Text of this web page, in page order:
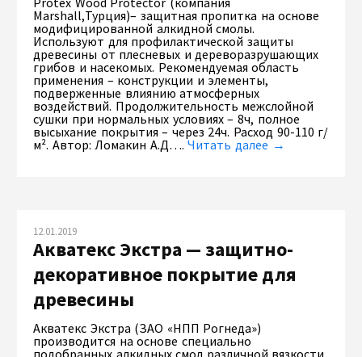
Marshall,Турция)– защитная пропитка на основе
модифицированной алкидной смолы.
Используют для профилактической защиты
древесины от плесневых и дереворазрушающих
грибов и насекомых. Рекомендуемая область
применения – конструкции и элементы,
подверженные влиянию атмосферных
воздействий. Продолжительность межслойной
сушки при нормальных условиях – 8ч, полное
высыхание покрытия – через 24ч. Расход 90-110 г/
м². Автор: Ломакин А.Д….Читать далее →
12.01.2019
Акватекс Экстра — защитно-
декоративное покрытие для
древесины
Акватекс Экстра (ЗАО «НПП Рогнеда»)
производится на основе специально
подобранных алкидных смол различной вязкости